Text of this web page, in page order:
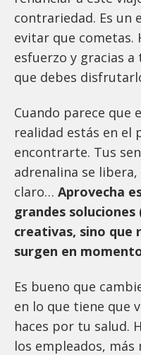
contrariedad. Es un
evitar que cometas.
esfuerzo y gracias
que debes
Cuando parece que
realidad estás en el
encontrarte. Tus
adrenalina se
claro… Aprovecha
grandes
creativas, sino que
surgen en
Es bueno que
en lo que tiene que
haces por tu salud.
los empleados, más